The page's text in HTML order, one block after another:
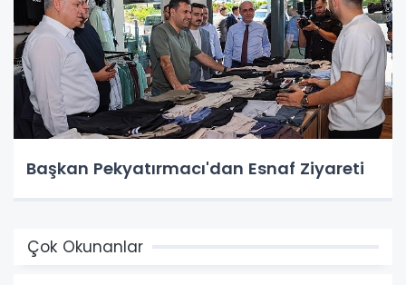
Başkan Pekyatırmacı'dan Esnaf Ziyareti
Çok Okunanlar